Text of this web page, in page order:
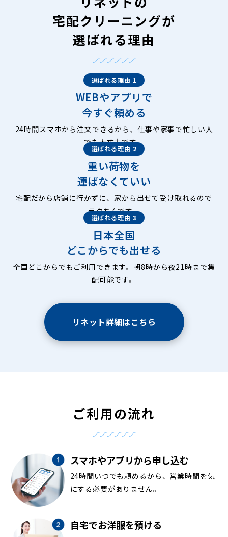
宅配クリーニングが
選ばれる理由
選ばれる理由 1
WEBやアプリで
今すぐ頼める
24時間スマホから注文できるから、仕事や家事で忙しい人
でも大丈夫です。
選ばれる理由 2
重い荷物を
運ばなくていい
宅配だから店舗に行かずに、家から出せて受け取れるので
ラクちんです。
選ばれる理由 3
日本全国
どこからでも出せる
全国どこからでもご利用できます。朝8時から夜21時まで集
配可能です。
リネット詳細はこちら
ご利用の流れ
スマホやアプリから申し込む
24時間いつでも頼めるから、営業時間を気
にする必要がありません。
自宅でお洋服を預ける